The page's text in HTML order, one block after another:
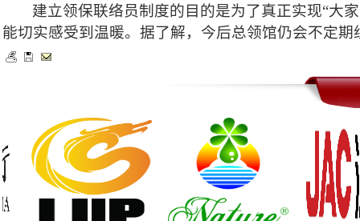
建立领保联络员制度的目的是为了真正实现“大
能切实感受到温暖。据了解，今后总领馆仍会不定